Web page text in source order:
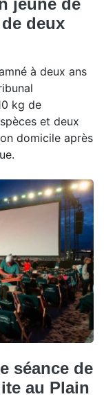
jeune de
deux
à deux ans
kg de
et deux
domicile après
séance de
au Plain